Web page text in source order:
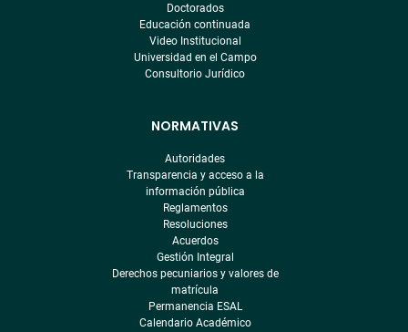
Doctorados
Educación continuada
Video Institucional
Universidad en el Campo
Consultorio Jurídico
NORMATIVAS
Autoridades
Transparencia y acceso a la
información pública
Reglamentos
Resoluciones
Acuerdos
Gestión Integral
Derechos pecuniarios y valores de
matrícula
Permanencia ESAL
Calendario Académico